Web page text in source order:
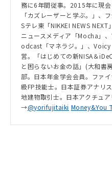
務に6年間従事。2015年に現
「カズレーザーと学ぶ。」、
Sテレ東「NIKKEI NEWS NEXT
ニュースメディア「Mocha」
odcast「マネラジ。」、
営。「はじめての新NISA＆
と困らないお金の話」(大和書
部。日本年金学会会員。ファ
級FP技能士。日本証券アナリ
地建物取引士。日本アクチュ
→@yorifujitaiki Money&You